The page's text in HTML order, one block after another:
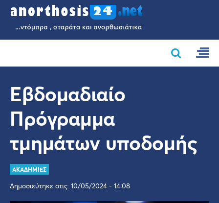
Εβδομαδιαίο
Πρόγραμμα
τμημάτων υποδομής
ΑΚΑΔΗΜΙΕΣ
Δημοσιεύτηκε στις: 10/05/2024 - 14:08